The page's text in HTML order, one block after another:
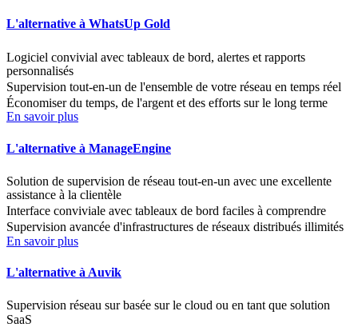
L'alternative à WhatsUp Gold
Logiciel convivial avec tableaux de bord, alertes et rapports
personnalisés
Supervision tout-en-un de l'ensemble de votre réseau en temps réel
Économiser du temps, de l'argent et des efforts sur le long terme
En savoir plus
L'alternative à ManageEngine
Solution de supervision de réseau tout-en-un avec une excellente
assistance à la clientèle
Interface conviviale avec tableaux de bord faciles à comprendre
Supervision avancée d'infrastructures de réseaux distribués illimités
En savoir plus
L'alternative à Auvik
Supervision réseau sur basée sur le cloud ou en tant que solution
SaaS